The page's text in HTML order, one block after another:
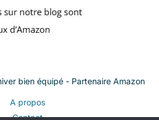
bien équipé - Partenaire Amazon
A propos
Contact